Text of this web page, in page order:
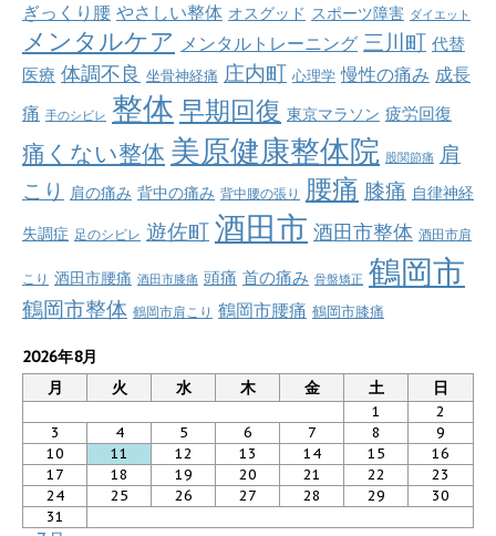
ぎっくり腰 やさしい整体 オスグッド スポーツ障害 ダイエット
メンタルケア メンタルトレーニング 三川町 代替
医療 体調不良 坐骨神経痛 庄内町 心理学 慢性の痛み 成長
痛 手のシビレ 整体 早期回復 東京マラソン 疲労回復
痛くない整体 美原健康整体院 股関節痛 肩
こり 肩の痛み 背中の痛み 背中腰の張り 腰痛 膝痛 自律神経
失調症 足のシビレ 遊佐町 酒田市 酒田市整体 酒田市肩
こり 酒田市腰痛 酒田市膝痛 頭痛 首の痛み 骨盤矯正 鶴岡市
鶴岡市整体 鶴岡市肩こり 鶴岡市腰痛 鶴岡市膝痛
2026年8月
月
火 水 木 金 土 日
1
2
3
4 5 6 7 8
9
10
11 12 13 14 15
16
17
18 19 20 21 22
23
24
25 26 27 28 29
30
31